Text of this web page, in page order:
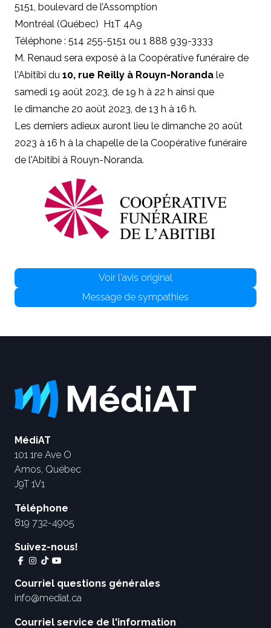
5151, boulevard de l’Assomption
Montréal (Québec) H1T 4A9
Téléphone : 514 255-5151 ou 1 888 939-3333
M. Renaud sera exposé à la Coopérative funéraire de
l'Abitibi du 10, rue Reilly à Rouyn-Noranda le
samedi 19 août 2023, de 19 h à 22 h ainsi que
le dimanche 20 août 2023, de 13 h à 16 h.
Les derniers adieux auront lieu le dimanche 20 août
2023 à 16 h à la chapelle de la Coopérative funéraire
de l'Abitibi à Rouyn-Noranda.
Voir l'avis original
Message de sympathies
MédiAT
101 1re Ave O
Amos, Québec
J9T 1V1
Téléphone
819 732-4905
Suivez-nous!
Courriel questions générales
info@mediat.ca
Courriel service de l'information